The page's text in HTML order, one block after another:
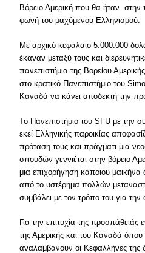
Βόρειο Αμερική που θα ήταν στην
φωνή του μαχόμενου Ελληνισμού.
Με αρχικό κεφάλαιο 5.000.000
έκαναν μεταξύ τους και
πανεπιστήμια της Βορείου
στο κρατικό Πανεπιστήμιο του
Καναδά να κάνει αποδεκτή την
Το Πανεπιστήμιο του SFU με την
εκεί Ελληνικής παροικίας
πρόταση τους και πράγματι μια
σπουδών γεννιέται στην βόρειο
μια επιχορήγηση κάποιου
από το υστέρημα πολλών
συμβάλει με τον τρόπο του για την
Για την επιτυχία της προσπάθειάς
της Αμερικής και του Καναδά
αναλαμβάνουν οι Κεφαλλήνες της